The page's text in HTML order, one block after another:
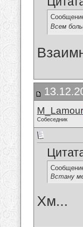
Всем
M_Lamour
Собеседник
Встану
Хм...